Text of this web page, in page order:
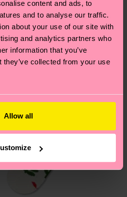
content and ads, to
and to analyse our traffic.
about your use of our site with
and analytics partners who
information that you’ve
they’ve collected from your use
Allow all